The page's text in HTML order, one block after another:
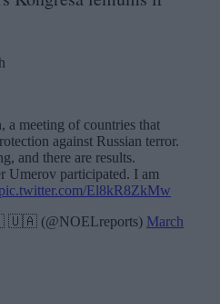
a meeting of countries that
against Russian terror.
and there are results.
Umerov participated. I am
pic.twitter.com/El8kR8ZkMw
(@NOELreports) March